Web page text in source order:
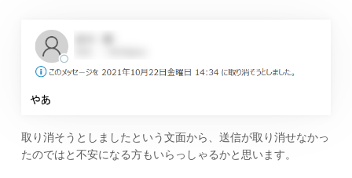
取り消そうとしましたという文面から、送信が取り消せなかっ
たのではと不安になる方もいらっしゃるかと思います。